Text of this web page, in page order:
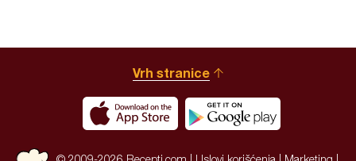
Vrh stranice